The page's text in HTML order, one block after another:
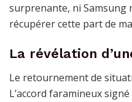
surprenante, ni Samsung
récupérer cette part de
La révélation
Le retournement de
L’accord faramineux